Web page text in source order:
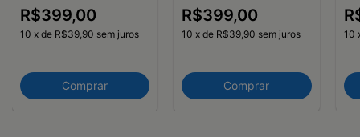
R$399,00
10 x de R$39,90 sem juros
Comprar
R$399,00
10 xde R$39,90 sem juros
Comprar
10